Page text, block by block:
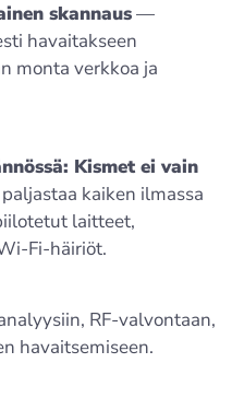
skannaus—
havaitakseen
monta verkkoa ja
Kismet ei vain
kaiken ilmassa
laitteet,
Fi-häiriöt.
RF-valvontaan,
havaitsemiseen.